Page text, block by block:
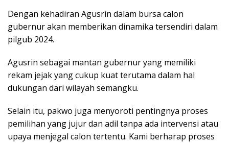
Dengan kehadiran Agusrin dalam bursa calon
gubernur akan memberikan dinamika tersendiri dalam
pilgub 2024.
Agusrin sebagai mantan gubernur yang memiliki
rekam jejak yang cukup kuat terutama dalam hal
dukungan dari wilayah semangku.
Selain itu, pakwo juga menyoroti pentingnya proses
pemilihan yang jujur dan adil tanpa ada intervensi atau
upaya menjegal calon tertentu. Kami berharap proses